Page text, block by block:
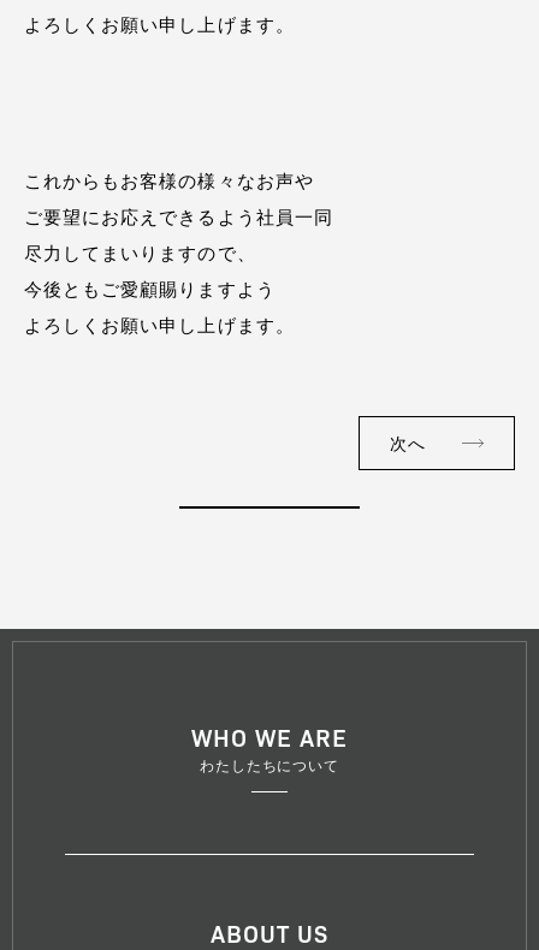
よろしくお願い申し上げます。
これからもお客様の様々なお声や
ご要望にお応えできるよう社員一同
尽力してまいりますので、
今後ともご愛顧賜りますよう
よろしくお願い申し上げます。
次へ
WHO WE ARE
わたしたちについて
ABOUT US